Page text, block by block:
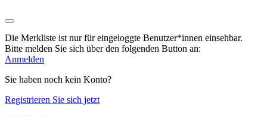
Die Merkliste ist nur für eingeloggte Benutzer*innen einsehbar.
Bitte melden Sie sich über den folgenden Button an:
Anmelden
Sie haben noch kein Konto?
Registrieren Sie sich jetzt